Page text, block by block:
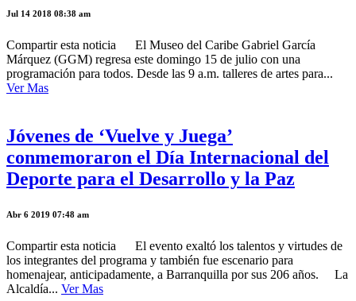
Jul 14 2018 08:38 am
Compartir esta noticia El Museo del Caribe Gabriel García
Márquez (GGM) regresa este domingo 15 de julio con una
programación para todos. Desde las 9 a.m. talleres de artes para...
Ver Mas
Jóvenes de ‘Vuelve y Juega’
conmemoraron el Día Internacional del
Deporte para el Desarrollo y la Paz
Abr 6 2019 07:48 am
Compartir esta noticia El evento exaltó los talentos y virtudes de
los integrantes del programa y también fue escenario para
homenajear, anticipadamente, a Barranquilla por sus 206 años. La
Alcaldía... Ver Mas